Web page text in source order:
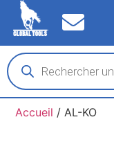
Accueil / AL-KO